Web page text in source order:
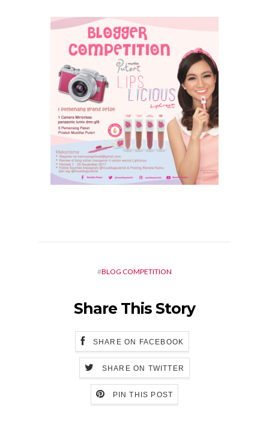
#BLOG COMPETITION
Share This Story
SHARE ON FACEBOOK
SHARE ON TWITTER
PIN THIS POST